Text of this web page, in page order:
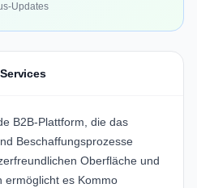
Updates
B2B-Plattform, die das
Beschaffungsprozesse
Oberfläche und
ermöglicht es Kommo